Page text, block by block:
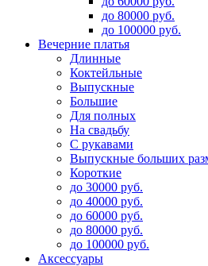
до 80000 руб.
до 100000 руб.
Вечерние платья
Длинные
Коктейльные
Выпускные
Большие
Для полных
На свадьбу
С рукавами
Выпускные больших
Короткие
до 30000 руб.
до 40000 руб.
до 60000 руб.
до 80000 руб.
до 100000 руб.
Аксессуары